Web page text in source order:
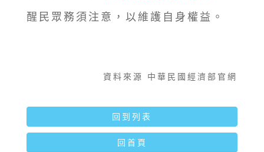
醒民眾務須注意，以維護自身權益。
資料來源 中華民國經濟部官網
回到列表
回首頁